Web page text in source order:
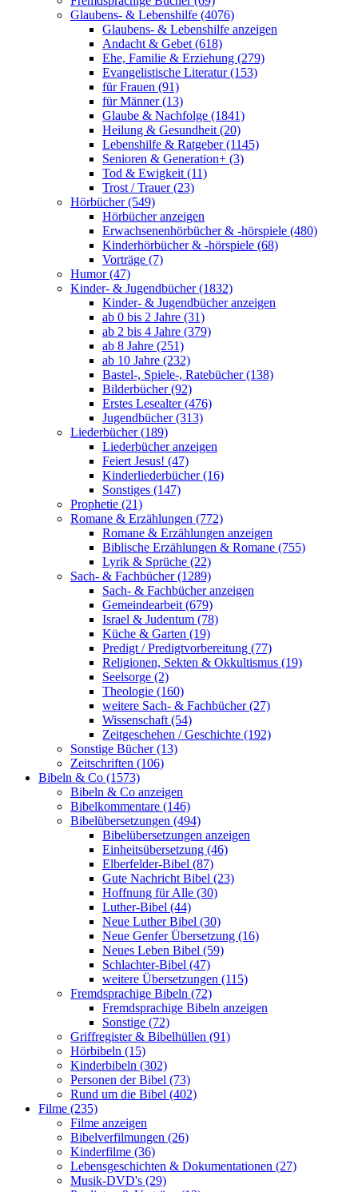
Glaubens- & Lebenshilfe (4076)
Glaubens- & Lebenshilfe anzeigen
Andacht & Gebet (618)
Ehe, Familie & Erziehung (279)
Evangelistische Literatur (153)
für Frauen (91)
für Männer (13)
Glaube & Nachfolge (1841)
Heilung & Gesundheit (20)
Lebenshilfe & Ratgeber (1145)
Senioren & Generation+ (3)
Tod & Ewigkeit (11)
Trost / Trauer (23)
Hörbücher (549)
Hörbücher anzeigen
Erwachsenenhörbücher & -hörspiele (480)
Kinderhörbücher & -hörspiele (68)
Vorträge (7)
Humor (47)
Kinder- & Jugendbücher (1832)
Kinder- & Jugendbücher anzeigen
ab 0 bis 2 Jahre (31)
ab 2 bis 4 Jahre (379)
ab 8 Jahre (251)
ab 10 Jahre (232)
Bastel-, Spiele-, Ratebücher (138)
Bilderbücher (92)
Erstes Lesealter (476)
Jugendbücher (313)
Liederbücher (189)
Liederbücher anzeigen
Feiert Jesus! (47)
Kinderliederbücher (16)
Sonstiges (147)
Prophetie (21)
Romane & Erzählungen (772)
Romane & Erzählungen anzeigen
Biblische Erzählungen & Romane (755)
Lyrik & Sprüche (22)
Sach- & Fachbücher (1289)
Sach- & Fachbücher anzeigen
Gemeindearbeit (679)
Israel & Judentum (78)
Küche & Garten (19)
Predigt / Predigtvorbereitung (77)
Religionen, Sekten & Okkultismus (19)
Seelsorge (2)
Theologie (160)
weitere Sach- & Fachbücher (27)
Wissenschaft (54)
Zeitgeschehen / Geschichte (192)
Sonstige Bücher (13)
Zeitschriften (106)
Bibeln & Co (1573)
Bibeln & Co anzeigen
Bibelkommentare (146)
Bibelübersetzungen (494)
Bibelübersetzungen anzeigen
Einheitsübersetzung (46)
Elberfelder-Bibel (87)
Gute Nachricht Bibel (23)
Hoffnung für Alle (30)
Luther-Bibel (44)
Neue Luther Bibel (30)
Neue Genfer Übersetzung (16)
Neues Leben Bibel (59)
Schlachter-Bibel (47)
weitere Übersetzungen (115)
Fremdsprachige Bibeln (72)
Fremdsprachige Bibeln anzeigen
Sonstige (72)
Griffregister & Bibelhüllen (91)
Hörbibeln (15)
Kinderbibeln (302)
Personen der Bibel (73)
Rund um die Bibel (402)
Filme (235)
Filme anzeigen
Bibelverfilmungen (26)
Kinderfilme (36)
Lebensgeschichten & Dokumentationen (27)
Musik-DVD's (29)